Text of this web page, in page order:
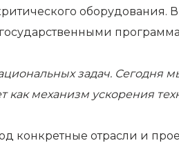
оборудования.
задач. Сегодня
механизм ускорения
конкретные отрасли и